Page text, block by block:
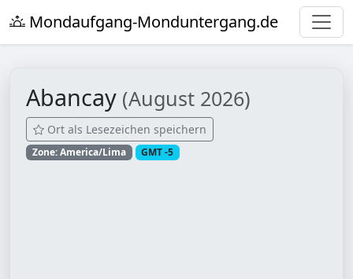
Mondaufgang-Monduntergang.de
Abancay (August 2026)
Ort als Lesezeichen speichern
Zone: America/Lima GMT -5